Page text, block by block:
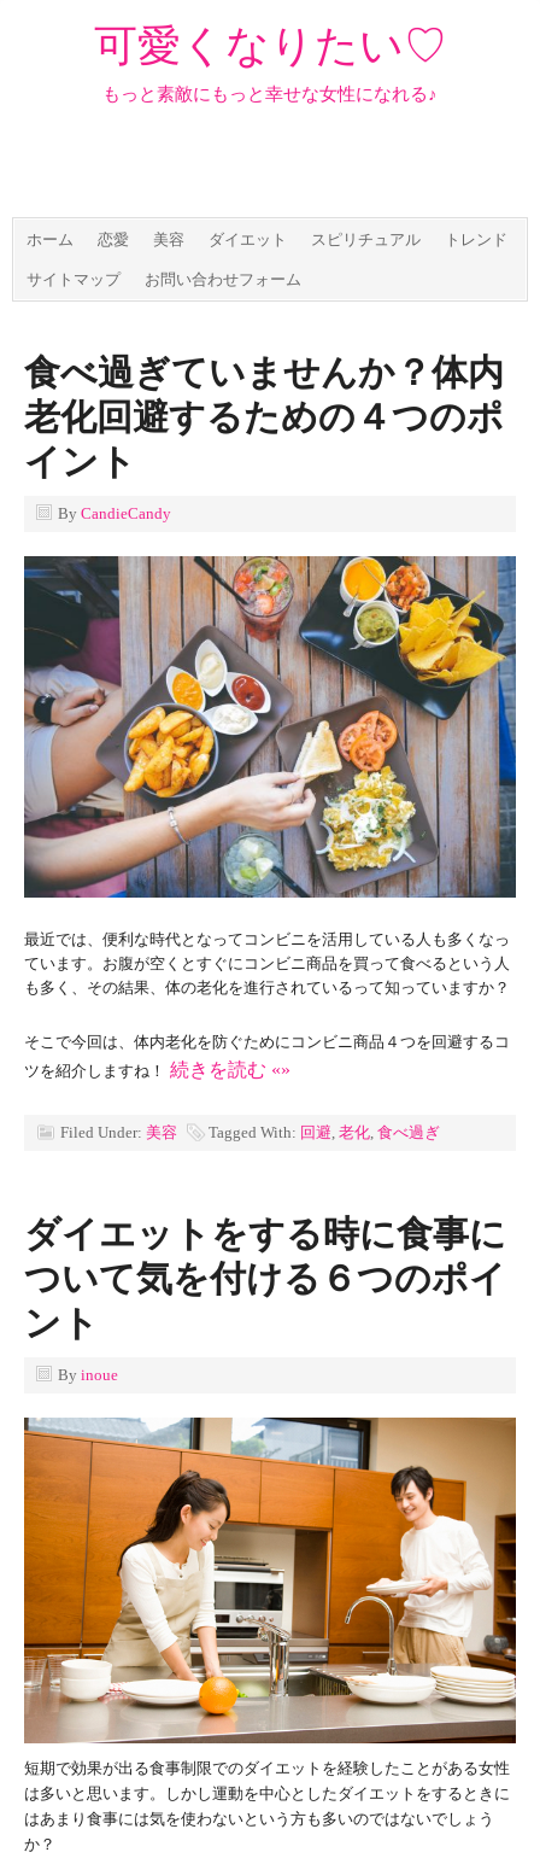
可愛くなりたい♡
もっと素敵にもっと幸せな女性になれる♪
ホーム 恋愛 美容 ダイエット スピリチュアル トレンド
サイトマップ お問い合わせフォーム
食べ過ぎていませんか？体内
老化回避するための４つのポ
イント
By CandieCandy
最近では、便利な時代となってコンビニを活用している人も多くなっ
ています。お腹が空くとすぐにコンビニ商品を買って食べるという人
も多く、その結果、体の老化を進行されているって知っていますか？
そこで今回は、体内老化を防ぐためにコンビニ商品４つを回避するコ
ツを紹介しますね！ 続きを読む «»
Filed Under: 美容 Tagged With: 回避 老化 食べ過ぎ
ダイエットをする時に食事に
ついて気を付ける６つのポイ
ント
By inoue
短期で効果が出る食事制限でのダイエットを経験したことがある女性
は多いと思います。しかし運動を中心としたダイエットをするときに
はあまり食事には気を使わないという方も多いのではないでしょう
か？